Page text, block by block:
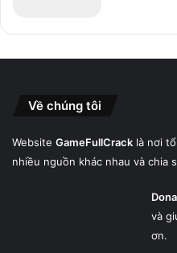
Về chúng tôi
Website GameFullCrack là nơi
nhiều nguồn khác nhau và chia
và
ơn.